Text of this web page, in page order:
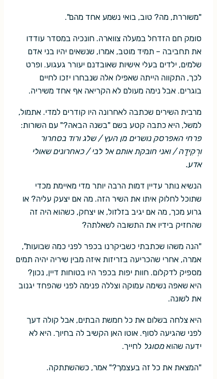
"משוררת, מה? טוב, בואי נשמע אחד מהם".
סומק חם הזדחל במעלה צווארה. חונכיה במסדר עודדו
את תחביבה – תמיד מוטב, אמרו, שנשאים יהיו בני אדם
שלמים, ילדים בעלי אישיות שאובדנם יעורר געגוע. ופרט
לכך, התקווה הייתה שאפילו אלה שנבחרו יזכו לחיים
בוגרים. אבל נימה מעולם לא הקריאה אף אחד משיריה.
מרבית השירים שכתבה לאחרונה היו קודרים למדי. אתמול,
למשל, היא כתבה קטע בשם "בשנה הבאה?" עם השורות:
פרחי האפרסק נושרים מן העץ / שלג ורוד בסחרור
ורְקִידָה / ואני חובקת אותם אל לבי / כאחרונים שאולי
אדע.
הנשיא נותר עדיין דמות הרבה יותר מדי מאיימת מכדי
שתוכל לחלוק איתו את השיר הזה. מה אם יצעק עליה? או
גרוע מכך, מה אם יגיב בזלזול, או יצחק, כשהוא היה זה
שהחזיק בידיו את התשובה לשאלתה?
"הנה משהו שכתבתי כשביקרנו בכפר לפני כמה שבועות",
אמרה, אחרי שהכריעה בזריזות איזה מבין שיריה יהיה תמים
מספיק לדקלום. חוות יפות בכפר היו בטוחות דיין, נכון?
היא שאפה נשימה עמוקה וצללה פנימה לפני שהפחד יגנוב
את לשונה.
היא צלחה בשלום את כל חמשת הבתים, אבל קולה דעך
לפני שהגיעה לסוף. אוטו האן הקשיב לה בחיוך. היא לא
ידעה שהוא מסוגל לחייך.
"המצאת את כל זה בעצמך?" אמר, כשהשתתקה.